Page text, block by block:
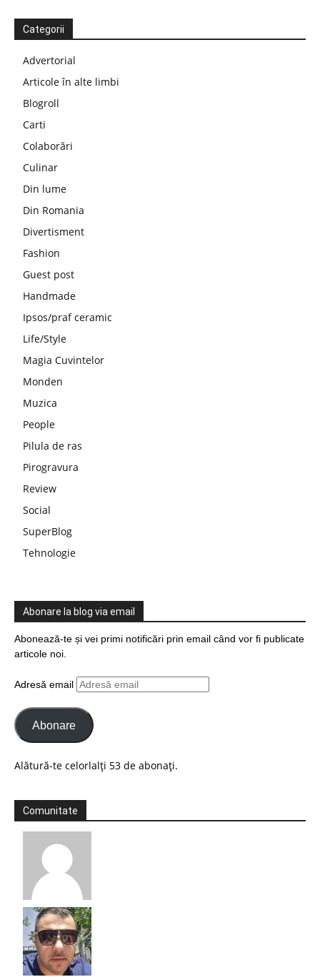
Categorii
Advertorial
Articole în alte limbi
Blogroll
Carti
Colaborări
Culinar
Din lume
Din Romania
Divertisment
Fashion
Guest post
Handmade
Ipsos/praf ceramic
Life/Style
Magia Cuvintelor
Monden
Muzica
People
Pilula de ras
Pirogravura
Review
Social
SuperBlog
Tehnologie
Abonare la blog via email
Abonează-te și vei primi notificări prin email când vor fi publicate
articole noi.
Adresă email
Abonare
Alătură-te celorlalți 53 de abonați.
Comunitate